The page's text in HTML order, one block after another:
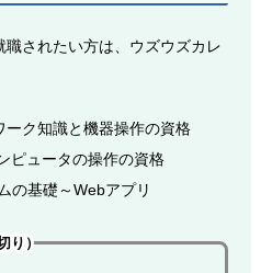
されたい方は、ウズウズカレ
ク知識と機器操作の資格
ピュータの操作の資格
の基礎～Webアプリ
り）